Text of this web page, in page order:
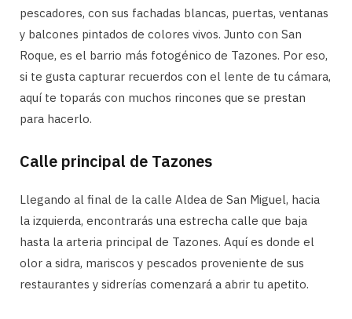
pescadores, con sus fachadas blancas, puertas, ventanas
y balcones pintados de colores vivos. Junto con San
Roque, es el barrio más fotogénico de Tazones. Por eso,
si te gusta capturar recuerdos con el lente de tu cámara,
aquí te toparás con muchos rincones que se prestan
para hacerlo.
Calle principal de Tazones
Llegando al final de la calle Aldea de San Miguel, hacia
la izquierda, encontrarás una estrecha calle que baja
hasta la arteria principal de Tazones. Aquí es donde el
olor a sidra, mariscos y pescados proveniente de sus
restaurantes y sidrerías comenzará a abrir tu apetito.